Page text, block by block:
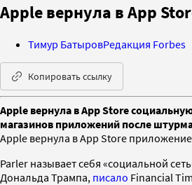
Apple вернула в App
Тимур БатыровРедакция Forbes
Копировать ссылку
Apple вернула в App Store
магазинов приложений после
Apple вернула в App Store
Parler называет себя «социальной
Дональда Трампа, писало Financial